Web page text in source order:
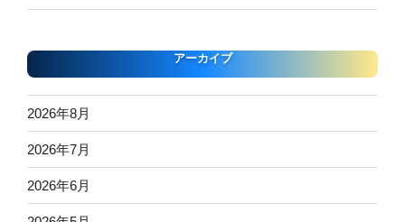
アーカイブ
2026年8月
2026年7月
2026年6月